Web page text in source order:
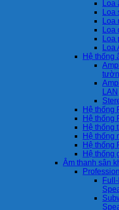
Loa
Loa
Loa
Loa
Loa
Loa
Hệ thống
LAN
Hệ thống
Hệ thống
Hệ thống
Hệ thống
Hệ thống
Hệ thống
Âm thanh sân